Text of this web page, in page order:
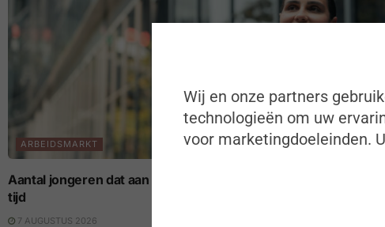
ARBEIDSMARKT
Aantal jongeren dat aan nieuwe vaste job begint op laagste peil
tijd
7 AUGUSTUS 2026
Wij en onze partners
technologieën om uw
voor marketingdoeleinden.